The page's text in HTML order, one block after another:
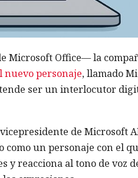
Microsoft Office— la
nuevo personaje, llamado
ser un interlocutor
de Microsoft
un personaje con el
y reacciona al tono de voz